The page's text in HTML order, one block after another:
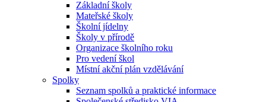
Základní školy
Mateřské školy
Školní jídelny
Školy v přírodě
Organizace školního roku
Pro vedení škol
Místní akční plán vzdělávání
Spolky
Seznam spolků a praktické informace